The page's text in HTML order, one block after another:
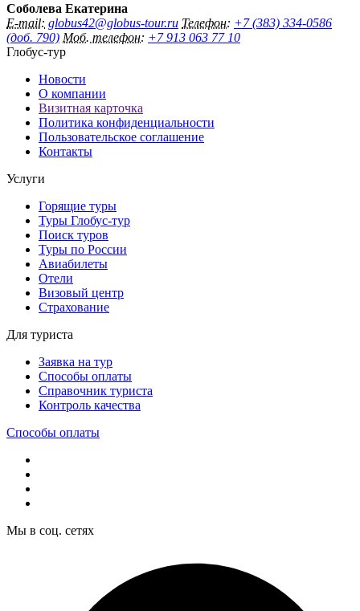
Соболева Екатерина
E-mail: globus42@globus-tour.ru Телефон: +7 (383) 334-0586
(доб. 790) Моб. телефон: ‪+7 913 063 77 10
Глобус-тур
Новости
О компании
Визитная карточка
Политика конфиденциальности
Пользовательское соглашение
Контакты
Услуги
Горящие туры
Туры Глобус-тур
Поиск туров
Туры по России
Авиабилеты
Отели
Визовый центр
Страхование
Для туриста
Заявка на тур
Способы оплаты
Справочник туриста
Контроль качества
Способы оплаты
Мы в соц. сетях